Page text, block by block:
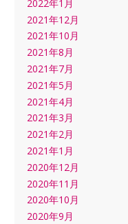
2022年1月
2021年12月
2021年10月
2021年8月
2021年7月
2021年5月
2021年4月
2021年3月
2021年2月
2021年1月
2020年12月
2020年11月
2020年10月
2020年9月